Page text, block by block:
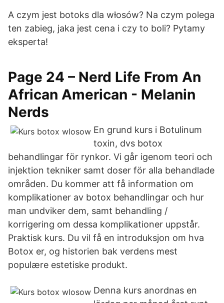
A czym jest botoks dla włosów? Na czym polega
ten zabieg, jaka jest cena i czy to boli? Pytamy
eksperta!
Page 24 – Nerd Life From An
African American - Melanin
Nerds
En grund kurs i Botulinum
toxin, dvs botox
behandlingar för rynkor. Vi går igenom teori och
injektion tekniker samt doser för alla behandlade
områden. Du kommer att få information om
komplikationer av botox behandlingar och hur
man undviker dem, samt behandling /
korrigering om dessa komplikationer uppstår.
Praktisk kurs. Du vil få en introduksjon om hva
Botox er, og historien bak verdens mest
populære estetiske produkt.
Denna kurs anordnas en